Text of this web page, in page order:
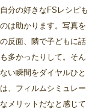
分の好きなFSレシピも
は助かります。写真を
反面、隣で子どもに話
多かったりして。そん
い瞬間をダイヤルひと
、フィルムシミュレー
メリットだなと感じて